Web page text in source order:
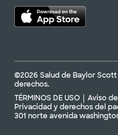
©2026 Salud de Baylor
derechos.
TÉRMINOS DE USO
Aviso
Privacidad y derechos del
301 norte avenida